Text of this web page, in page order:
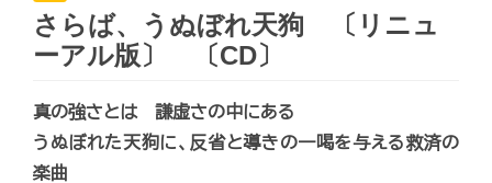
さらば、うぬぼれ天狗 〔リニュ
ーアル版〕 〔CD〕
真の強さとは 謙虚さの中にある
うぬぼれた天狗に、反省と導きの一喝を与える救済の
楽曲